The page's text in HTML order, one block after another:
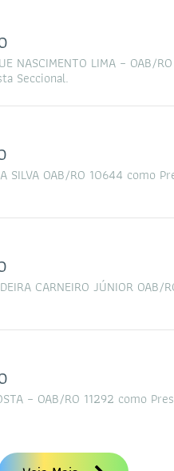
NASCIMENTO LIMA –
Seccional.
SILVA OAB/RO 10644 como
CARNEIRO JÚNIOR
– OAB/RO 11292 como